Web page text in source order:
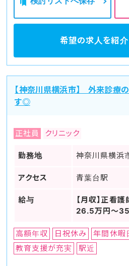
希望の求人を紹介
【神奈川県横浜市】 外来診療
す◎
正社員 クリニック
勤務地 神奈川県横浜
アクセス 青葉台駅
給与
【月収】正看
26.5万円～
高額年収 日祝休み 年間休暇
教育支援が充実
駅近